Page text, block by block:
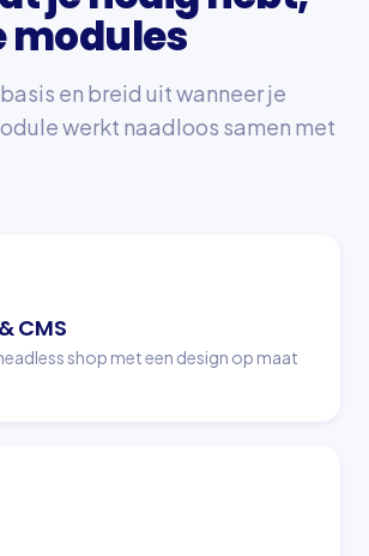
modules
en breid uit wanneer je
werkt naadloos samen met
CMS
shop met een design op maat